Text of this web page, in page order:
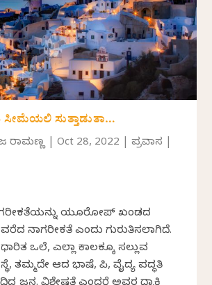
ಸೀಮೆಯಲಿ ಸುತ್ತಾಡುತಾ…
ರಾಮಣ್ಣ|Oct 28, 2022 |ಪ್ರವಾಸ
ಯೂರೋಪ್ ಖಂಡದ
ನಾಗರೀಕತೆ ಎಂದು ಗುರುತಿಸಲಾಗಿದೆ.
ಒಲೆ, ಎಲ್ಲಾ ಕಾಲಕ್ಕೂ ಸಲ್ಲುವ
ತಮ್ಮದೇ ಆದ ಭಾಷೆ, ಲಿಪಿ, ವೈದ್ಯ ಪದ್ಧತಿ